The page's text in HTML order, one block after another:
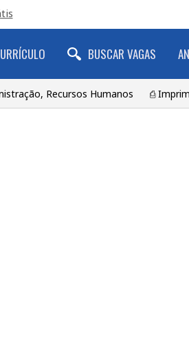
BUSCAR VAGAS
Recursos Humanos ⎙